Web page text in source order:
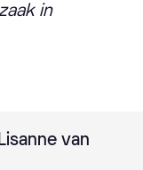
in
van